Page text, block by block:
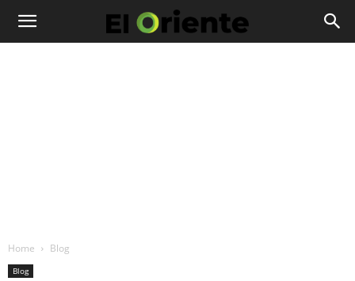
Home Blog
Blog